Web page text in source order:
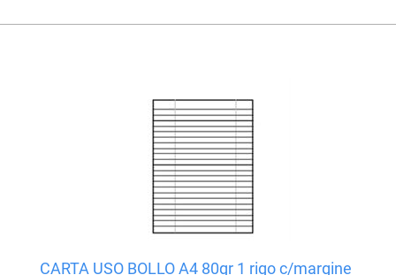
CARTA USO BOLLO A4 80gr 1 rigo c/margine